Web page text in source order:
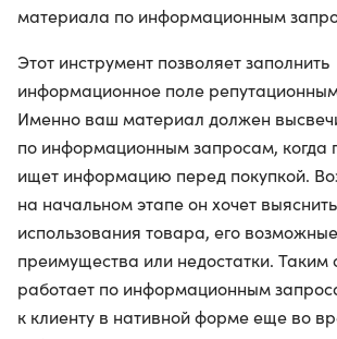
материала по информационным
Этот инструмент позволяет заполнить
информационное поле
Именно ваш материал должен
по информационным запросам, когда
ищет информацию перед покупкой.
на начальном этапе он хочет
использования товара, его
преимущества или недостатки. Таким
работает по информационным
к клиенту в нативной форме еще во